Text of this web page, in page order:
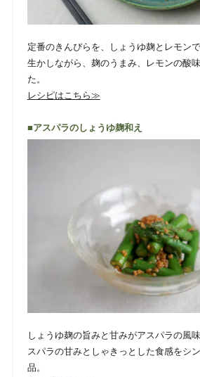
定番のきんぴらを、しょうゆ麹とレモン
生かしながら、麹のうまみ、レモンの酸
た。
レシピはこちら≫
■アスパラのしょうゆ麹和え
しょうゆ麹の旨みと甘みがアスパラの風
スパラの甘みとしゃきっとした食感をシ
品。